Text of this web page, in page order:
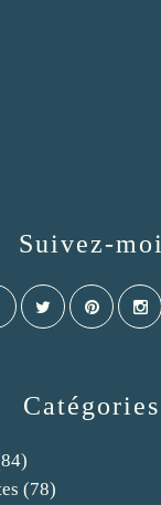
Catégories
(78)
Suivez-moi